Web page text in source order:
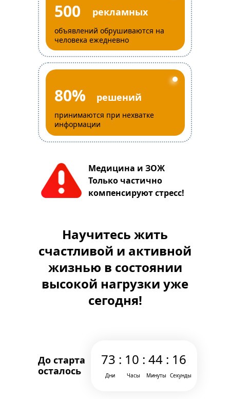
принимаются при нехватке
информации
80%
объявлений обрушиваются на
человека ежедневно
500
Медицина и ЗОЖ
Только частично
компенсируют стресс!
рекламных
решений
Научитесь жить
счастливой и активной
жизнью в состоянии
высокой нагрузки уже
сегодня!
До старта
осталось
73 : 10 : 44 : 16
Дни Часы Минуты Секунды